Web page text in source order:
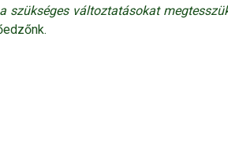
szükséges változtatásokat